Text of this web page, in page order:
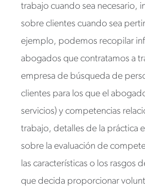
trabajo cuando sea necesario,
sobre clientes cuando sea
ejemplo, podemos recopilar
abogados que contratamos a
empresa de búsqueda de
clientes para los que el
servicios) y competencias
trabajo, detalles de la práctica
sobre la evaluación de
las características o los rasgos
que decida proporcionar